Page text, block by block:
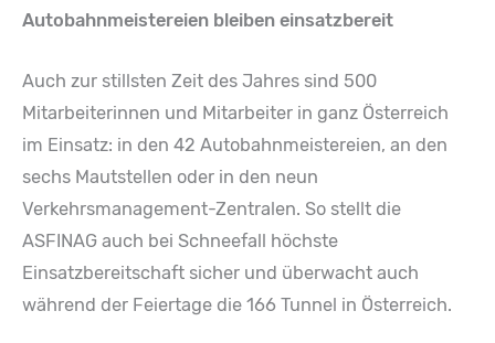
Autobahnmeistereien bleiben einsatzbereit
Auch zur stillsten Zeit des Jahres sind 500
Mitarbeiterinnen und Mitarbeiter in ganz Österreich
im Einsatz: in den 42 Autobahnmeistereien, an den
sechs Mautstellen oder in den neun
Verkehrsmanagement-Zentralen. So stellt die
ASFINAG auch bei Schneefall höchste
Einsatzbereitschaft sicher und überwacht auch
während der Feiertage die 166 Tunnel in Österreich.